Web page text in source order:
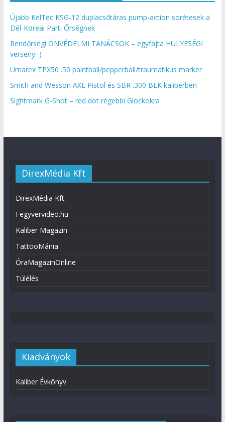
Újabb KelTec KSG-12 duplacsőtáras pump-action sörétesek a
Dél-Koreai Parti Őrségnek
Rendőrségi ÖNVÉDELMI TANÁCSOK – egyfajta HÜLYESÉGI
verseny:-)
Umarex TPX50 .50 paintball/pepperball/traumatikus marker
Smith and Wesson AXE Pistol és SBR .300 BLK kaliberben
Sightmark G-Shot – red dot régebbi Glockokra
DirexMédia Kft
DirexMédia Kft.
Fegyvervideo.hu
Kaliber Magazin
TattooMánia
ÓraMagazinOnline
Túlélés
Kiadványok
Kaliber Évkönyv